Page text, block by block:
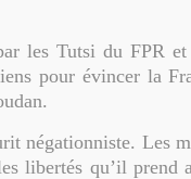
les Tutsi du FPR
pour évincer la
négationniste. Les
libertés qu’il prend